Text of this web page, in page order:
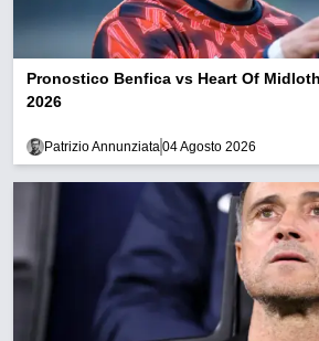
Pronostico Benfica vs Heart Of
2026
Patrizio Annunziata04 Agosto 2026